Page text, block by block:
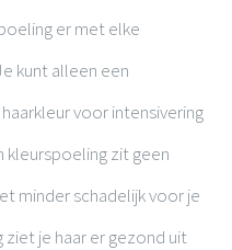
er met elke
kunt alleen een
voor intensivering
kleurspoeling zit geen
minder schadelijk voor je
ziet je haar er gezond uit